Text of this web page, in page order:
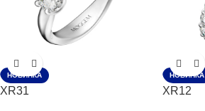
НОВИНКА
XR31
НОВИНКА
XR12